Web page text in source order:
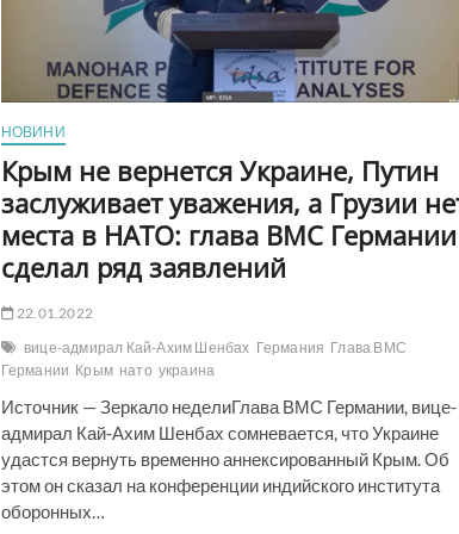
територією
Молдови
Румунії,
викликом
НОВИНИ
Крым не вернется Украине, Путин
заслуживает уважения, а Грузии
места в НАТО: глава ВМС Германии
сделал ряд заявлений
22.01.2022
вице-адмирал Кай-Ахим Шенбах Германия Глава ВМС
Германии Крым нато украина
Источник — Зеркало неделиГлава ВМС Германии, вице-
адмирал Кай-Ахим Шенбах сомневается, что Украине
удастся вернуть временно аннексированный Крым. Об
этом он сказал на конференции индийского института
оборонных…